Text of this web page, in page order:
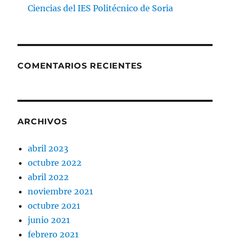
Ciencias del IES Politécnico de Soria
COMENTARIOS RECIENTES
ARCHIVOS
abril 2023
octubre 2022
abril 2022
noviembre 2021
octubre 2021
junio 2021
febrero 2021